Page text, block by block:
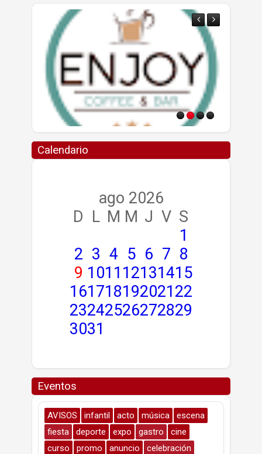
Calendario
ago 2026
D
L M M J V S
1
2 3 4 5 6 7 8
9 1011 12131415
161718192021 22
23242526272829
3031
Eventos
AVISOS infantil acto música
escena
fiesta
deporte expo gastro
cine
curso
promo anuncio
celebración